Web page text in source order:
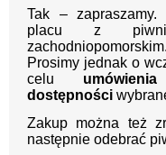
Tak –
placu z
zachodniopomorskim.
Prosimy jednak o
celu
dostępności
Zakup można też
następnie odebrać